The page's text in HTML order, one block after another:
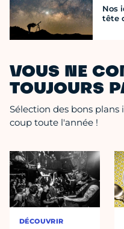
Nos
tête
VOUS NE
TOUJOURS
Sélection des bons
coup toute l'année !
DÉCOUVRIR